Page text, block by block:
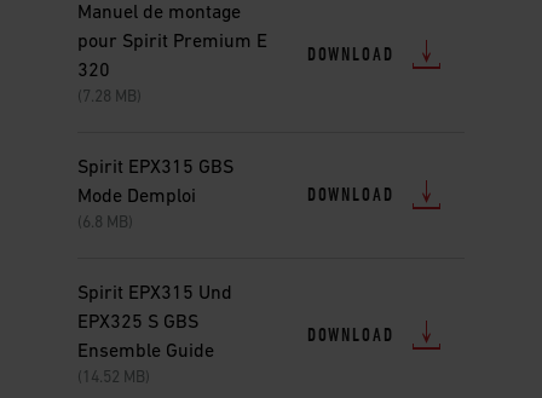
Manuel de montage
pour Spirit Premium E
320
(7.28 MB)
DOWNLOAD
Spirit EPX315 GBS
Mode Demploi
(6.8 MB)
DOWNLOAD
Spirit EPX315 Und
EPX325 S GBS
Ensemble Guide
(14.52 MB)
DOWNLOAD